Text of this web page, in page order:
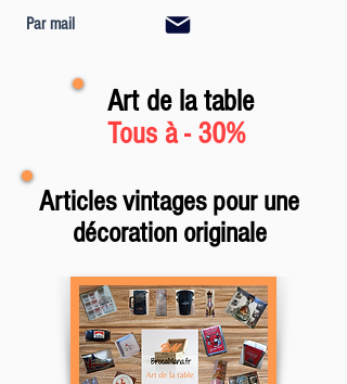
Par mail
Art de la table
Tous à - 30%
Articles vintages pour une
décoration originale